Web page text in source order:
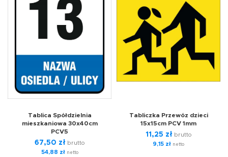
Tablica Spółdzielnia
mieszkaniowa 30x40cm
PCV5
67,50 zł brutto
54,88 złnetto
Tabliczka Przewóz dzieci
15x15cm PCV 1mm
11,25 zł brutto
9,15 zł netto